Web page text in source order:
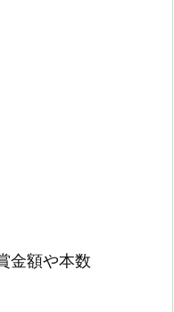
金額や本数